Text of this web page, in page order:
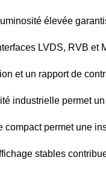
élevée
LVDS, RVB et
et un rapport de
industrielle permet
compact permet une
stables